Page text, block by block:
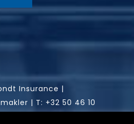
Insurance |
| T: +32 50 46 10